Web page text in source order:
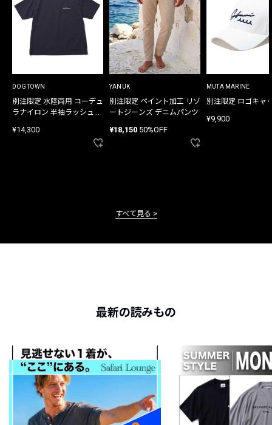
DOGTOWN
別注限定 水陸両用 コーデュ
ラナイロン 半袖ラッシュガ
¥14,300
YANUK
別注限定 ペイント加工 リゾ
ートジーンズ デニムパンツ
¥18,150 50%OFF
MUTA MARINE
別注限定 ロゴキャ
¥9,900
すべて見る
最新の読みもの